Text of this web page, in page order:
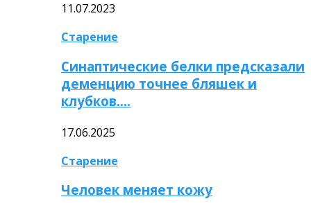
11.07.2023
Старение
Синаптические белки предсказали
деменцию точнее бляшек и
клубков….
17.06.2025
Старение
Человек меняет кожу